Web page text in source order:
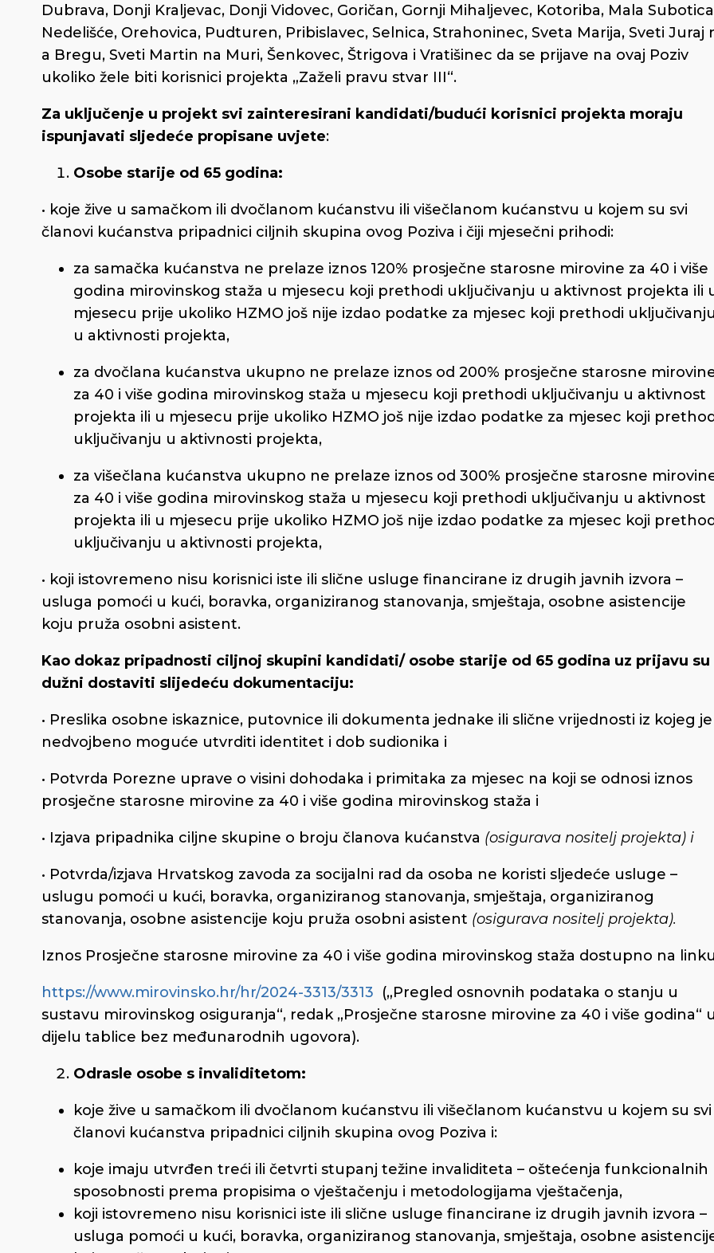
Dubrava, Donji Kraljevac, Donji Vidovec, Goričan, Gornji Mihaljevec, Kotoriba, Mala
Nedelišće, Orehovica, Pudturen, Pribislavec, Selnica, Strahoninec, Sveta Marija, Sveti Juraj
a Bregu, Sveti Martin na Muri, Šenkovec, Štrigova i Vratišinec da se prijave na ovaj Poziv
ukoliko žele biti korisnici projekta „Zaželi pravu stvar III“.
Za uključenje u projekt svi zainteresirani kandidati/budući korisnici projekta moraju
ispunjavati sljedeće propisane uvjete:
Osobe starije od 65 godina:
• koje žive u samačkom ili dvočlanom kućanstvu ili višečlanom kućanstvu u kojem su svi
članovi kućanstva pripadnici ciljnih skupina ovog Poziva i čiji mjesečni prihodi:
za samačka kućanstva ne prelaze iznos 120% prosječne starosne mirovine za 40 i više
godina mirovinskog staža u mjesecu koji prethodi uključivanju u aktivnost projekta ili
mjesecu prije ukoliko HZMO još nije izdao podatke za mjesec koji prethodi uključivanju
u aktivnosti projekta,
za dvočlana kućanstva ukupno ne prelaze iznos od 200% prosječne starosne
za 40 i više godina mirovinskog staža u mjesecu koji prethodi uključivanju u aktivnost
projekta ili u mjesecu prije ukoliko HZMO još nije izdao podatke za mjesec koji
uključivanju u aktivnosti projekta,
za višečlana kućanstva ukupno ne prelaze iznos od 300% prosječne starosne
za 40 i više godina mirovinskog staža u mjesecu koji prethodi uključivanju u aktivnost
projekta ili u mjesecu prije ukoliko HZMO još nije izdao podatke za mjesec koji
uključivanju u aktivnosti projekta,
• koji istovremeno nisu korisnici iste ili slične usluge financirane iz drugih javnih izvora –
usluga pomoći u kući, boravka, organiziranog stanovanja, smještaja, osobne asistencije
koju pruža osobni asistent.
Kao dokaz pripadnosti ciljnoj skupini kandidati/ osobe starije od 65 godina uz prijavu su
dužni dostaviti slijedeću dokumentaciju:
• Preslika osobne iskaznice, putovnice ili dokumenta jednake ili slične vrijednosti iz kojeg je
nedvojbeno moguće utvrditi identitet i dob sudionika i
• Potvrda Porezne uprave o visini dohodaka i primitaka za mjesec na koji se odnosi iznos
prosječne starosne mirovine za 40 i više godina mirovinskog staža i
• Izjava pripadnika ciljne skupine o broju članova kućanstva (osigurava nositelj projekta) i
• Potvrda/izjava Hrvatskog zavoda za socijalni rad da osoba ne koristi sljedeće usluge –
uslugu pomoći u kući, boravka, organiziranog stanovanja, smještaja, organiziranog
stanovanja, osobne asistencije koju pruža osobni asistent (osigurava nositelj projekta).
Iznos Prosječne starosne mirovine za 40 i više godina mirovinskog staža dostupno na linku
https://www.mirovinsko.hr/hr/2024-3313/3313 („Pregled osnovnih podataka o stanju u
sustavu mirovinskog osiguranja“, redak „Prosječne starosne mirovine za 40 i više godina“ u
dijelu tablice bez međunarodnih ugovora).
Odrasle osobe s invaliditetom:
koje žive u samačkom ili dvočlanom kućanstvu ili višečlanom kućanstvu u kojem su svi
članovi kućanstva pripadnici ciljnih skupina ovog Poziva i:
koje imaju utvrđen treći ili četvrti stupanj težine invaliditeta – oštećenja funkcionalnih
sposobnosti prema propisima o vještačenju i metodologijama vještačenja,
koji istovremeno nisu korisnici iste ili slične usluge financirane iz drugih javnih izvora –
usluga pomoći u kući, boravka, organiziranog stanovanja, smještaja, osobne